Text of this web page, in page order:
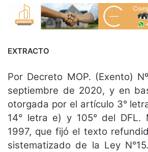
EXTRACTO
Por Decreto MOP. (Exento)
septiembre de 2020, y en
otorgada por el artículo 3°
14° letra e) y 105° del DFL.
1997, que fijó el texto
sistematizado de la Ley